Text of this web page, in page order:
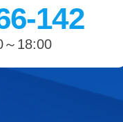
142
～18:00